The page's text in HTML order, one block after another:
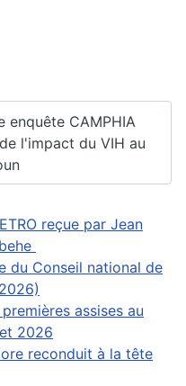
enquête CAMPHIA
l'impact du VIH au
reçue par Jean
du Conseil national de
assises au
2026
reconduit à la tête